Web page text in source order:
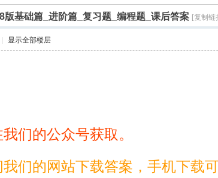
索
版基础篇_进阶篇_复习题_编程题_课后答案 [复制链
显示全部楼层
们的公众号获取。
们的网站下载答案，手机下载